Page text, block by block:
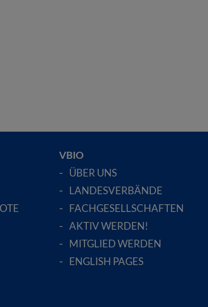
VBIO
ÜBER UNS
LANDESVERBÄNDE
FACHGESELLSCHAFTEN
AKTIV WERDEN!
MITGLIED WERDEN
ENGLISH PAGES